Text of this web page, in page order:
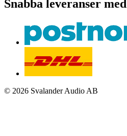
Snabba leveranser med
© 2026 Svalander Audio AB